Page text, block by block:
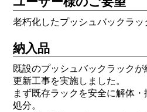
老朽化したプッシュバックラッ
納入品
既設のプッシュバックラックが
更新工事を実施しました。
まず既存ラックを安全に解体
処分。